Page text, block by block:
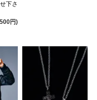
下さ
円)